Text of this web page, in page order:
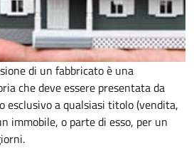
di un fabbricato è una
che deve essere presentata da
esclusivo a qualsiasi titolo (vendita,
immobile, o parte di esso, per un